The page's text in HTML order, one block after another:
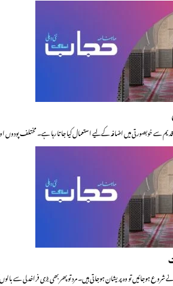
قدیم سے خوبصورتی میں اضافہ کے لیے استعمال کیا جاتا رہا ہے۔ مختلف
ہوجائیں تو وہ پریشان ہوجاتی ہیں۔ مرد تو پھر بھی بڑی فراخدلی سے